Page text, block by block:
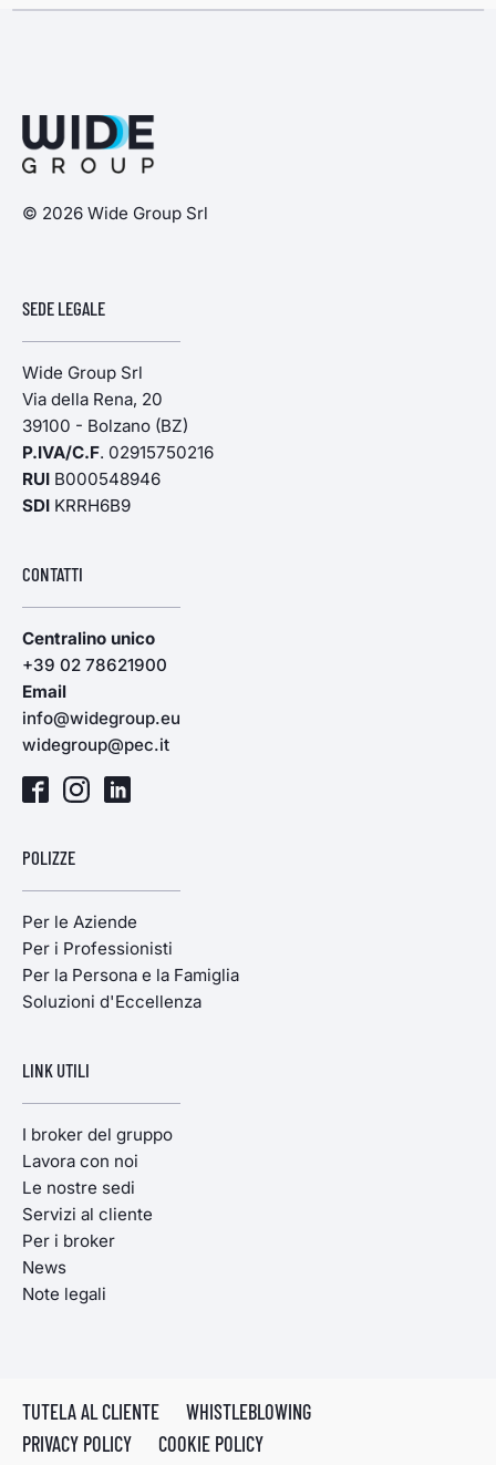
© 2026 Wide Group Srl
SEDE LEGALE
Wide Group Srl
Via della Rena, 20
39100 - Bolzano (BZ)
P.IVA/C.F. 02915750216
RUI B000548946
SDI KRRH6B9
CONTATTI
Centralino unico
+39 02 78621900
Email
info@widegroup.eu
widegroup@pec.it
POLIZZE
Per le Aziende
Per i Professionisti
Per la Persona e la Famiglia
Soluzioni d'Eccellenza
LINK UTILI
I broker del gruppo
Lavora con noi
Le nostre sedi
Servizi al cliente
Per i broker
News
Note legali
TUTELA AL CLIENTE
WHISTLEBLOWING
PRIVACY POLICY
COOKIE POLICY